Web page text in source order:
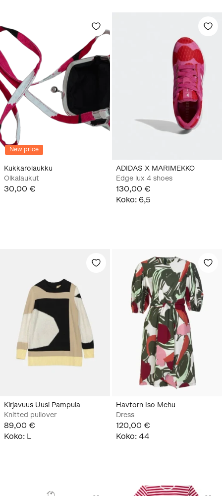
New price
Kukkarolaukku
Olkalaukut
30,00 €
ADIDAS X MARIMEKKO
Edge lux 4 shoes
130,00 €
Koko: 6,5
Kirjavuus Uusi Pampula
Knitted pullover
89,00 €
Koko: L
Havtorn Iso Mehu
Dress
120,00 €
Koko: 44